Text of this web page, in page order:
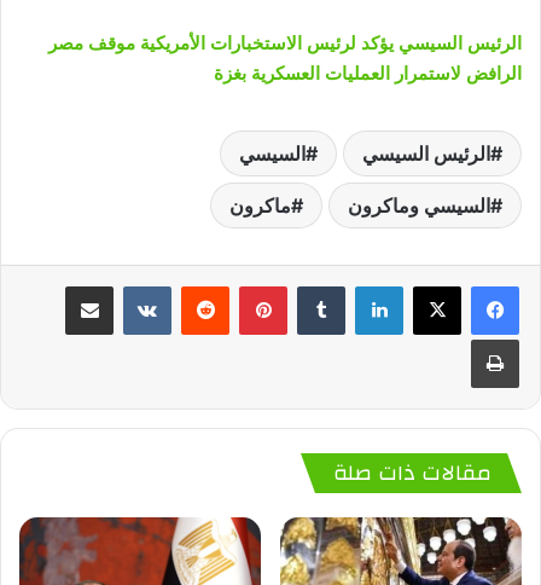
الرئيس السيسي يؤكد لرئيس الاستخبارات الأمريكية موقف مصر
الرافض لاستمرار العمليات العسكرية بغزة
الرئيس السيسي السيسي
السيسي وماكرون ماكرون
لينكدإن بينتيريست
مقالات ذات صلة